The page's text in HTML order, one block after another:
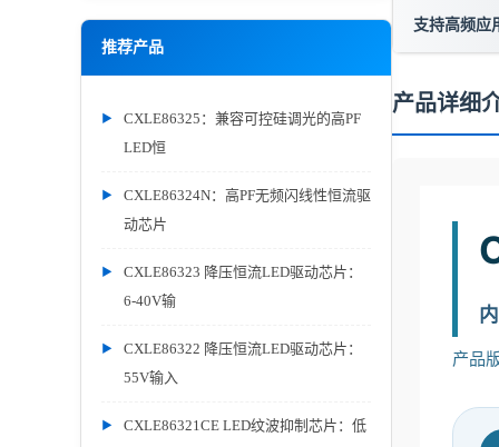
推荐产品
CXLE86325：兼容可控硅调光的高PF
LED恒
CXLE86324N：高PF无频闪线性恒流驱
动芯片
CXLE86323 降压恒流LED驱动芯片：
6-40V输
CXLE86322 降压恒流LED驱动芯片：
55V输入
CXLE86321CE LED纹波抑制芯片：低
支持高频应
产品详细
产品